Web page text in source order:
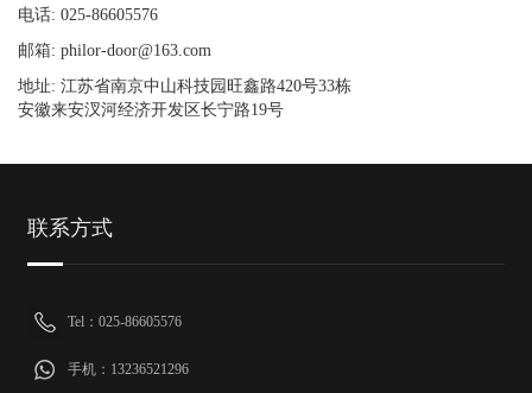
电话: 025-86605576
邮箱: philor-door@163.com
地址: 江苏省南京中山科技园旺鑫路420号33栋
安徽来安汊河经济开发区长宁路19号
联系方式
Tel：025-86605576
手机：13236521296